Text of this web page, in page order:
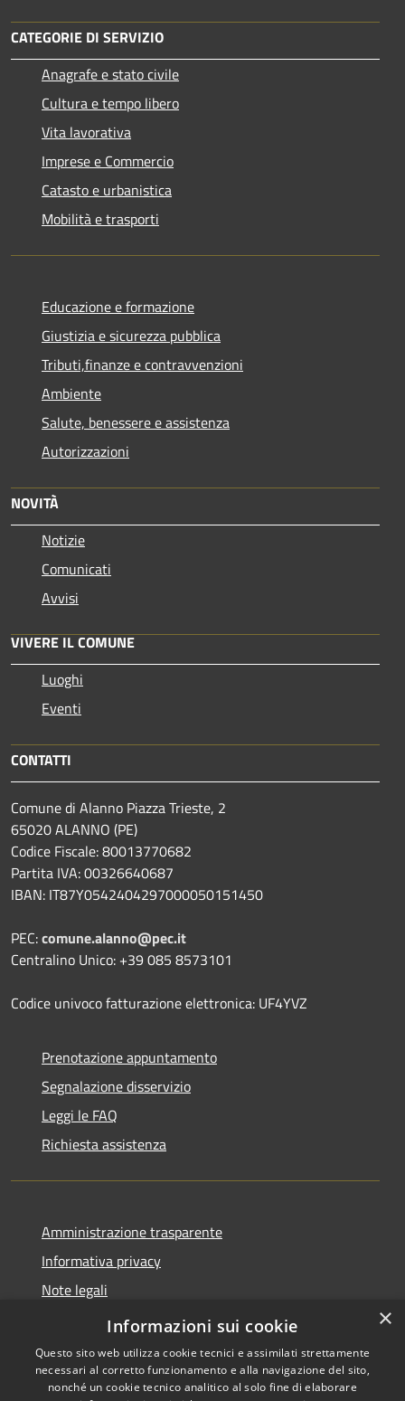
CATEGORIE DI SERVIZIO
Anagrafe e stato civile
Cultura e tempo libero
Vita lavorativa
Imprese e Commercio
Catasto e urbanistica
Mobilità e trasporti
Educazione e formazione
Giustizia e sicurezza pubblica
Tributi,finanze e contravvenzioni
Ambiente
Salute, benessere e assistenza
Autorizzazioni
NOVITÀ
Notizie
Comunicati
Avvisi
VIVERE IL COMUNE
Luoghi
Eventi
CONTATTI
Comune di Alanno Piazza Trieste, 2
65020 ALANNO (PE)
Codice Fiscale: 80013770682
Partita IVA: 00326640687
IBAN: IT87Y0542404297000050151450
PEC:comune.alanno@pec.it
Centralino Unico: +39 085 8573101
Codice univoco fatturazione elettronica: UF4YVZ
Prenotazione appuntamento
Segnalazione disservizio
Leggi le FAQ
Richiesta assistenza
Amministrazione trasparente
Informativa privacy
Note legali
Dichiarazione di accessibilità
×
Informazioni sui cookie
Questo sito web utilizza cookie tecnici e assimilati strettamente
necessari al corretto funzionamento e alla navigazione del sito,
nonché un cookie tecnico analitico al solo fine di elaborare